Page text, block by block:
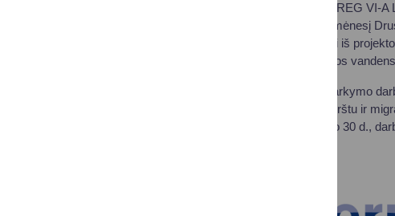
Įgyvendinant INTERREG VI-
gerinimas“, birželio mėnesį
mokiniai, naudodami iš
parametrus, diskutuos
Alkos II tvenkinio tvarkymo
susijusių su žuvų nerštu ir
kovo 15 d. iki birželio 30 d.,